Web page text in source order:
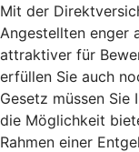
Mit der
Angestellten enger
attraktiver für
erfüllen Sie auch
Gesetz müssen
die Möglichkeit
Rahmen einer